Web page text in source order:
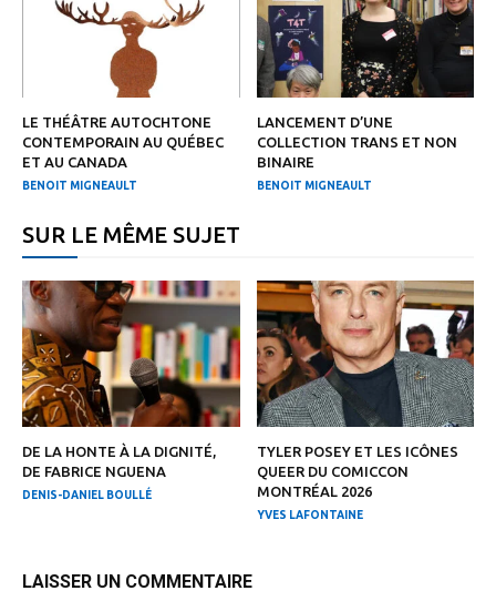
LE THÉÂTRE AUTOCHTONE
CONTEMPORAIN AU QUÉBEC
ET AU CANADA
BENOIT MIGNEAULT
LANCEMENT D’UNE
COLLECTION TRANS ET NON
BINAIRE
BENOIT MIGNEAULT
SUR LE MÊME SUJET
DE LA HONTE À LA DIGNITÉ,
DE FABRICE NGUENA
DENIS-DANIEL BOULLÉ
TYLER POSEY ET LES ICÔNES
QUEER DU COMICCON
MONTRÉAL 2026
YVES LAFONTAINE
LAISSER UN COMMENTAIRE